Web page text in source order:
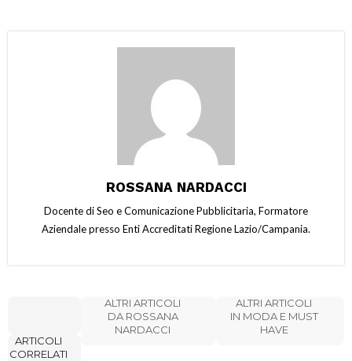
ROSSANA NARDACCI
Docente di Seo e Comunicazione Pubblicitaria, Formatore
Aziendale presso Enti Accreditati Regione Lazio/Campania.
ARTICOLI
CORRELATI
ALTRI ARTICOLI
DA ROSSANA
NARDACCI
ALTRI ARTICOLI
IN MODA E MUST
HAVE